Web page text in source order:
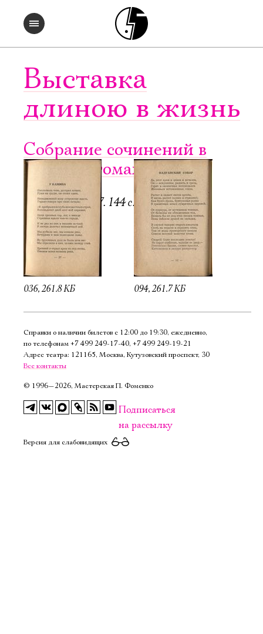
Выставка
длиною в жизнь
Собрание сочинений в
четырех томах. Т. 2
Регенсбург, 1947. 144 с.
036, 261.8 КБ 094, 261.7 КБ
Справки о наличии билетов с 12:00 до 19:30, ежедневно,
по телефонам +7 499 249‑17‑40, +7 499 249‑19‑21
Адрес театра: 121165, Москва, Кутузовский проспект, 30
Все контакты
© 1996—2026, Мастерская П. Фоменко
Подписаться
на рассылку
Версия для слабовидящих